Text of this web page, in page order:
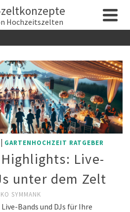
Hochzeitszelten
| GARTENHOCHZEIT RATGEBER
Live-
unter dem Zelt
SYMMANK
Bands und DJs für Ihre